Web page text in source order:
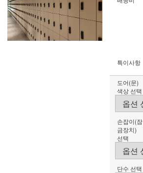
특이사항
도어(문)
색상 선택
손잡이(잠
금장치)
선택
단수 선택